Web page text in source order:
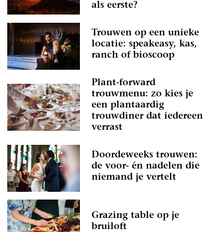
als eerste?
Trouwen op een unieke
locatie: speakeasy, kas,
ranch of bioscoop
Plant-forward
trouwmenu: zo kies je
een plantaardig
trouwdiner dat iedereen
verrast
Doordeweeks trouwen:
de voor- én nadelen die
niemand je vertelt
Grazing table op je
bruiloft